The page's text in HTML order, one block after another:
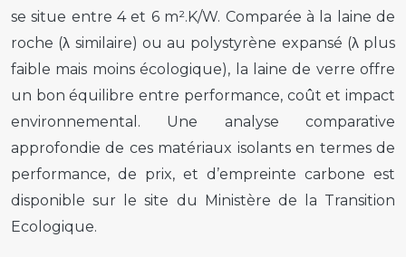
se situe entre 4 et 6 m².K/W. Comparée à la laine de
roche (λ similaire) ou au polystyrène expansé (λ plus
faible mais moins écologique), la laine de verre offre
un bon équilibre entre performance, coût et impact
environnemental. Une analyse comparative
approfondie de ces matériaux isolants en termes de
performance, de prix, et d’empreinte carbone est
disponible sur le site du Ministère de la Transition
Ecologique.